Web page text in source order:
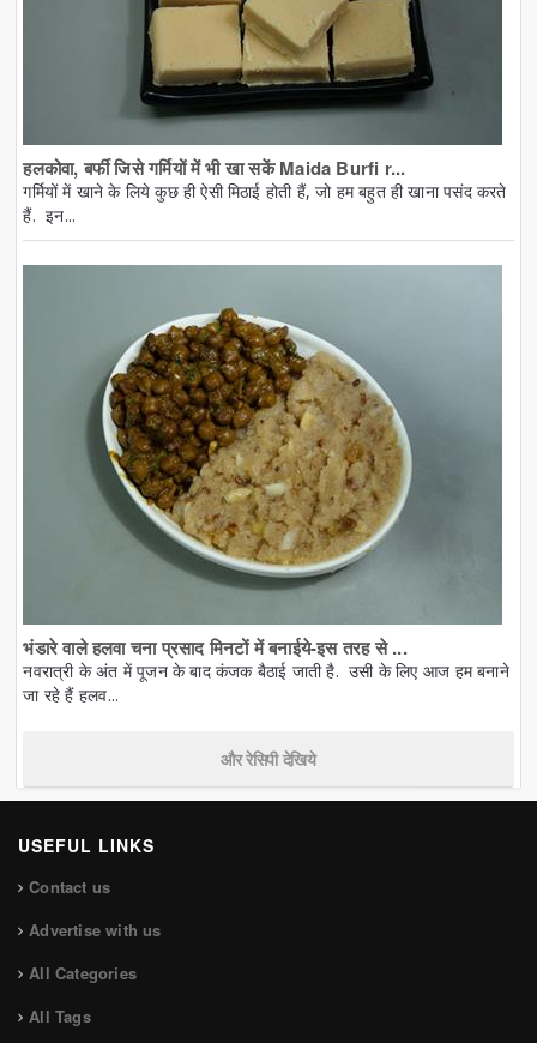
हलकोवा, बर्फी जिसे गर्मियों में भी खा सकें Maida Burfi r...
गर्मियों में खाने के लिये कुछ ही ऐसी मिठाई होती हैं, जो हम बहुत ही खाना पसंद करते
हैं. इन...
भंडारे वाले हलवा चना प्रसाद मिनटों में बनाईये-इस तरह से ...
नवरात्री के अंत में पूजन के बाद कंजक बैठाई जाती है. उसी के लिए आज हम बनाने
जा रहे हैं हलव...
और रेसिपी देखिये
USEFUL LINKS
Contact us
Advertise with us
All Categories
All Tags